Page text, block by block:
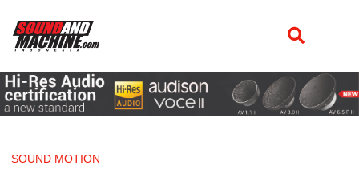
SOUND MOTION